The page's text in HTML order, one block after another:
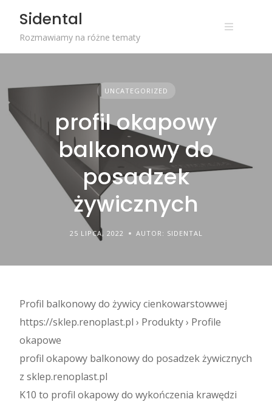
content
Sidental
Rozmawiamy na różne tematy
UNCATEGORIZED
profil okapowy
balkonowy do
posadzek
żywicznych
25 LIPCA, 2022 AUTOR: SIDENTAL
Profil balkonowy do żywicy cienkowarstowwej
https://sklep.renoplast.pl › Produkty › Profile
okapowe
profil okapowy balkonowy do posadzek żywicznych
z sklep.renoplast.pl
K10 to profil okapowy do wykończenia krawędzi